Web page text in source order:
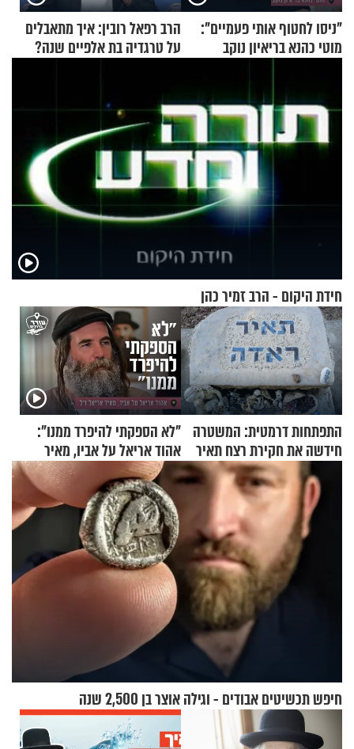
"ניסו לחטוף אותי פעמיים":
מוטי כהנא בריאיון נוקב
הרב רפאל רובין: איך מתאבלים
על טרגדיה בת אלפיים שנה?
חידת היקום - הרב זמיר כהן
התפתחות דרמטית: המשטרה
חידשה את חקירת רצח תאיר
ראדה
"לא הספקתי להיפרד ממנו":
אהוד אריאל על אביו, מאיר
אריאל ז"ל
חיפש תכשיטים אבודים - וגילה אוצר בן 2,500 שנה